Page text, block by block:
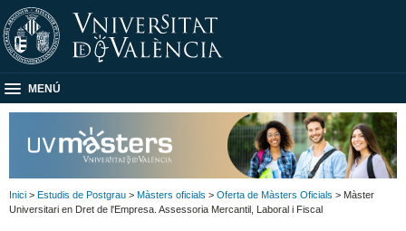
MENÚ
Inici > Estudis de Postgrau > Màsters oficials > Oferta de Màsters Oficials > Màster
Universitari en Dret de l'Empresa. Assessoria Mercantil, Laboral i Fiscal